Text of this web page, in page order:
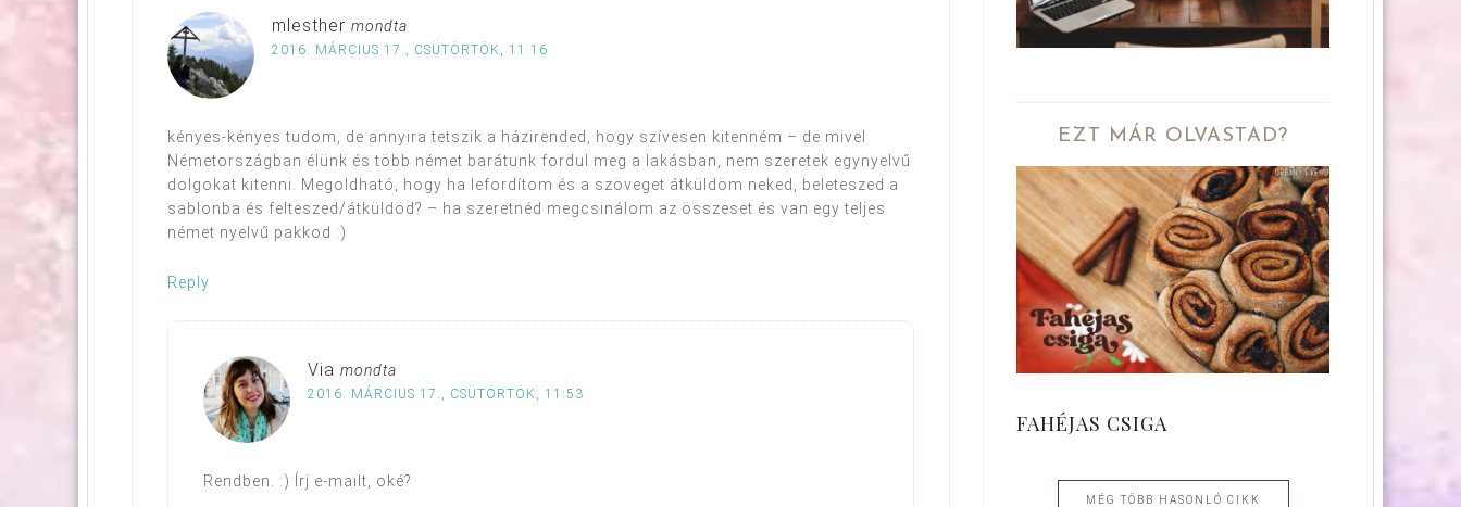
mlesther mondta
2016. MÁRCIUS 17., CSÜTÖRTÖK, 11:16
kényes-kényes tudom, de annyira tetszik a házirended, hogy szívesen kitenném – de mivel
Németországban élünk és több német barátunk fordul meg a lakásban, nem szeretek egynyelvű
dolgokat kitenni. Megoldható, hogy ha lefordítom és a szöveget átküldöm neked, beleteszed a
sablonba és felteszed/átküldöd? – ha szeretnéd megcsinálom az összeset és van egy teljes
német nyelvű pakkod :)
Reply
Via mondta
2016. MÁRCIUS 17., CSÜTÖRTÖK, 11:53
Rendben. :) Írj e-mailt, oké?
EZT MÁR OLVASTAD?
FAHÉJAS CSIGA
MÉG TÖBB HASONLÓ CIKK